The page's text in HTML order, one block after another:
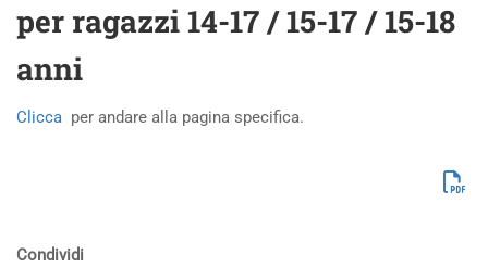
per ragazzi 14-17 / 15-17 / 15-18
anni
Clicca per andare alla pagina specifica.
Condividi